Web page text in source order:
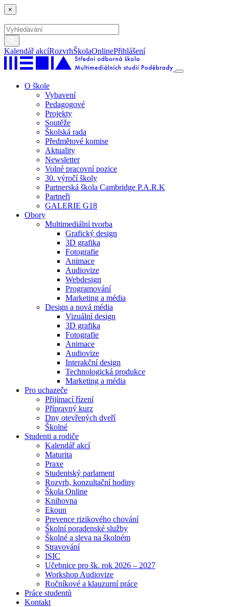
×
Kalendář akcíRozvrhŠkolaOnlinePřihlášení
O škole
Vybavení
Pedagogové
Projekty
Soutěže
Školská rada
Předmětové komise
Aktuality
Newsletter
Volné pracovní pozice
30. výročí školy
Partnerská škola Cambridge P.A.R.K
Partneři
GALERIE G18
Obory
Multimediální tvorba
Grafický design
3D grafika
Fotografie
Animace
Audiovize
Webdesign
Programování
Marketing a média
Design a nová média
Vizuální design
3D grafika
Fotografie
Animace
Audiovize
Interakční design
Technologická produkce
Marketing a média
Pro uchazeče
Přijímací řízení
Přípravný kurz
Dny otevřených dveří
Školné
Studenti a rodiče
Kalendář akcí
Maturita
Praxe
Studentský parlament
Rozvrh, konzultační hodiny
Škola Online
Knihovna
Ekoun
Prevence rizikového chování
Školní poradenské služby
Školné a sleva na školném
Stravování
ISIC
Učebnice pro šk. rok 2026 – 2027
Workshop Audiovize
Ročníkové a klauzurní práce
Práce studentů
Kontakt